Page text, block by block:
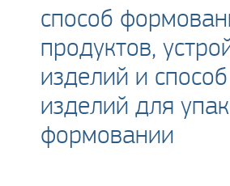
способ
продуктов,
изделий и
изделий для
формовании